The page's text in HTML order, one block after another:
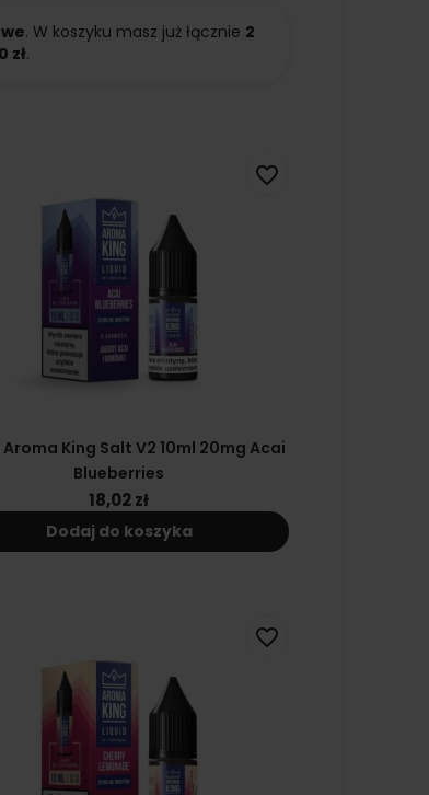
. W koszyku masz już łącznie 2
zł.
King Salt V2 10ml 20mg Acai
Blueberries
18,02 zł
Dodaj do koszyka
favorite_border
favorite_border